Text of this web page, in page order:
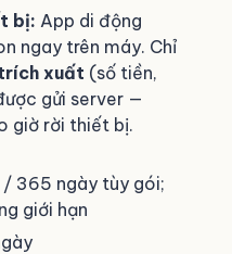
bị: App di động
ngay trên máy. Chỉ
xuất (số tiền,
gửi server —
giờ rời thiết bị.
365 ngày tùy gói;
giới hạn